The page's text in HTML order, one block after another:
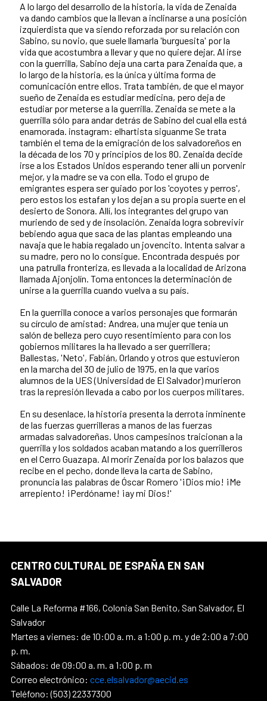
A lo largo del desarrollo de la historia, la vida de Zenaida
va dando cambios que la llevan a inclinarse a una posición
izquierdista que va siendo reforzada por su relación con
Sabino, su novio, que suele llamarla 'burguesita' por la
vida que acostumbra a llevar y que no quiere dejar. Al irse
con la guerrilla, Sabino deja una carta para Zenaida que, a
lo largo de la historia, es la única y última forma de
comunicación entre ellos. Trata también, de que el mayor
sueño de Zenaida es estudiar medicina, pero deja de
estudiar por meterse a la guerrilla. Zenaida se mete a la
guerrilla sólo para andar detrás de Sabino del cual ella está
enamorada. instagram: elhartista siguanme Se trata
también el tema de la emigración de los salvadoreños en
la década de los 70 y principios de los 80. Zenaida decide
irse a los Estados Unidos esperando tener allí un porvenir
mejor, y la madre se va con ella. Todo el grupo de
emigrantes espera ser guiado por los 'coyotes y perros',
pero estos los estafan y los dejan a su propia suerte en el
desierto de Sonora. Allí, los integrantes del grupo van
muriendo de sed y de insolación. Zenaida logra sobrevivir
bebiendo agua que saca de las plantas empleando una
navaja que le había regalado un jovencito. Intenta salvar a
su madre, pero no lo consigue. Encontrada después por
una patrulla fronteriza, es llevada a la localidad de Arizona
llamada Ajonjolín. Toma entonces la determinación de
unirse a la guerrilla cuando vuelva a su país.
En la guerrilla conoce a varios personajes que formarán
su círculo de amistad: Andrea, una mujer que tenía un
salón de belleza pero cuyo resentimiento para con los
gobiernos militares la ha llevado a ser guerrillera;
Ballestas, 'Neto', Fabián, Orlando y otros que estuvieron
en la marcha del 30 de julio de 1975, en la que varios
alumnos de la UES (Universidad de El Salvador) murieron
tras la represión llevada a cabo por los cuerpos militares.
En su desenlace, la historia presenta la derrota inminente
de las fuerzas guerrilleras a manos de las fuerzas
armadas salvadoreñas. Unos campesinos traicionan a la
guerrilla y los soldados acaban matando a los guerrilleros
en el Cerro Guazapa. Al morir Zenaida por los balazos que
recibe en el pecho, donde lleva la carta de Sabino,
pronuncia las palabras de Óscar Romero '¡Dios mío! ¡Me
arrepiento! ¡Perdóname! ¡ay mi Dios!'
CENTRO CULTURAL DE ESPAÑA EN SAN
SALVADOR
Calle La Reforma #166, Colonia San Benito, San Salvador, El
Salvador
Martes a viernes: de 10:00 a. m. a 1:00 p. m. y de 2:00 a 7:00
p. m.
Sábados: de 09:00 a. m. a 1:00 p. m
Correo electrónico: cce.elsalvador@aecid.es
Teléfono: (503) 22337300